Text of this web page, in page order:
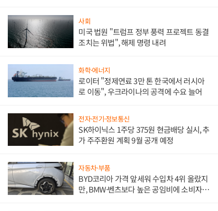
사회
미국 법원 "트럼프 정부 풍력 프로젝트 동결
조치는 위법", 해제 명령 내려
화학·에너지
로이터 "정제연료 3만 톤 한국에서 러시아
로 이동", 우크라이나의 공격에 수요 늘어
전자·전기·정보통신
SK하이닉스 1주당 375원 현금배당 실시, 추
가 주주환원 계획 9월 공개 예정
자동차·부품
BYD코리아 가격 앞세워 수입차 4위 올랐지
만, BMW·벤츠보다 높은 공임비에 소비자